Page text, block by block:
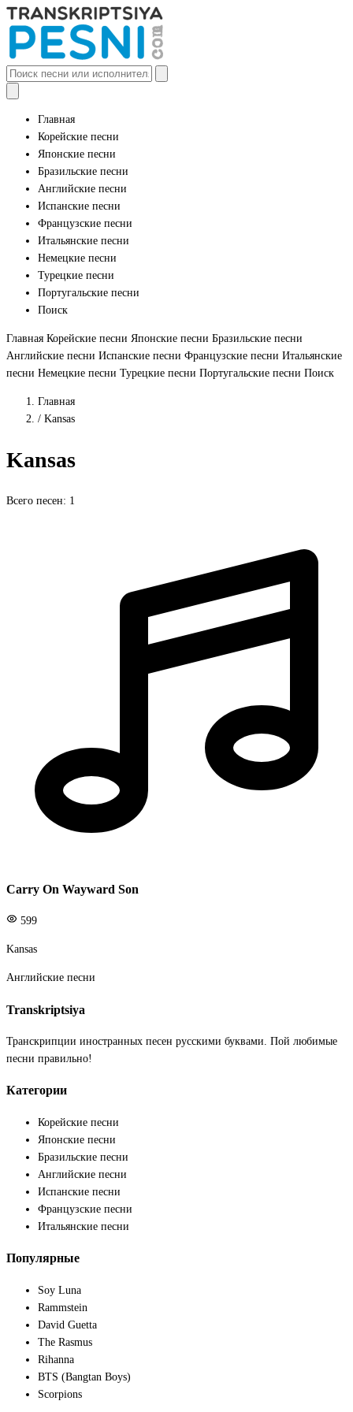
Главная
Корейские песни
Японские песни
Бразильские песни
Английские песни
Испанские песни
Французские песни
Итальянские песни
Немецкие песни
Турецкие песни
Португальские песни
Поиск
Главная Корейские песни Японские песни Бразильские песни
Английские песни Испанские песни Французские песни Итальянские
песни Немецкие песни Турецкие песни Португальские песни Поиск
Главная
/ Kansas
Kansas
Всего песен: 1
Carry On Wayward Son
599
Kansas
Английские песни
Transkriptsiya
Транскрипции иностранных песен русскими буквами. Пой любимые
песни правильно!
Категории
Корейские песни
Японские песни
Бразильские песни
Английские песни
Испанские песни
Французские песни
Итальянские песни
Популярные
Soy Luna
Rammstein
David Guetta
The Rasmus
Rihanna
BTS (Bangtan Boys)
Scorpions